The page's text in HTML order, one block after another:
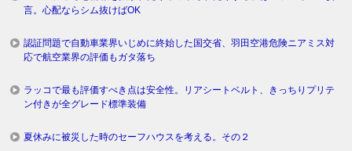
言。心配ならシム抜けばOK
認証問題で自動車業界いじめに終始した国交省、羽田空港危険ニアミス対
応で航空業界の評価もガタ落ち
ラッコで最も評価すべき点は安全性。リアシートベルト、きっちりプリテ
ン付きが全グレード標準装備
夏休みに被災した時のセーフハウスを考える。その２